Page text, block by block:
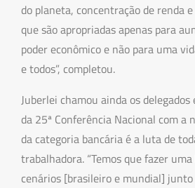
do planeta, concentração de renda
que são apropriadas apenas para
poder econômico e não para uma
e todos”, completou.
Juberlei chamou ainda os
da 25ª Conferência Nacional com a
da categoria bancária é a luta de
trabalhadora. “Temos que fazer
cenários [brasileiro e mundial] junto